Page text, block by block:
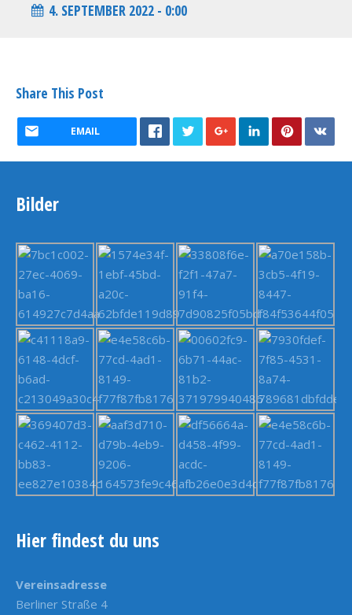
4. SEPTEMBER 2022 - 0:00
Share This Post
EMAIL
Bilder
Hier findest du uns
Vereinsadresse
Berliner Straße 4